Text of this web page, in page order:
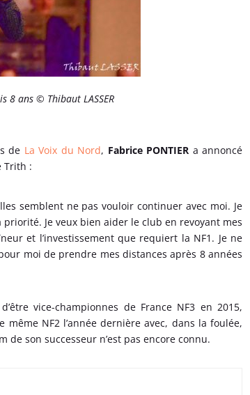
8 ans © Thibaut LASSER
de La Voix du Nord, Fabrice PONTIER a annoncé
Trith :
semblent ne pas vouloir continuer avec moi. Je
Je veux bien aider le club en revoyant mes
et l’investissement que requiert la NF1. Je ne
moi de prendre mes distances après 8 années
vice-championnes de France NF3 en 2015,
NF2 l’année dernière avec, dans la foulée,
de son successeur n’est pas encore connu.